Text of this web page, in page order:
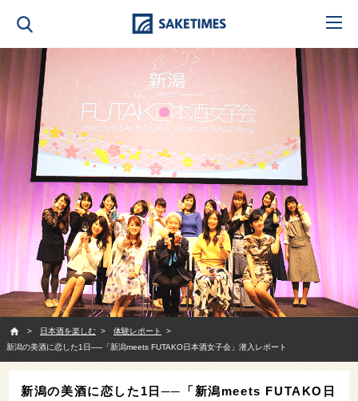
日本酒を楽しむ
体験レポート
新潟の美酒に恋した1日──「新潟meets FUTAKO日本酒女子会」潜入レポート
新潟の美酒に恋した1日──「新潟meets FUTAKO日